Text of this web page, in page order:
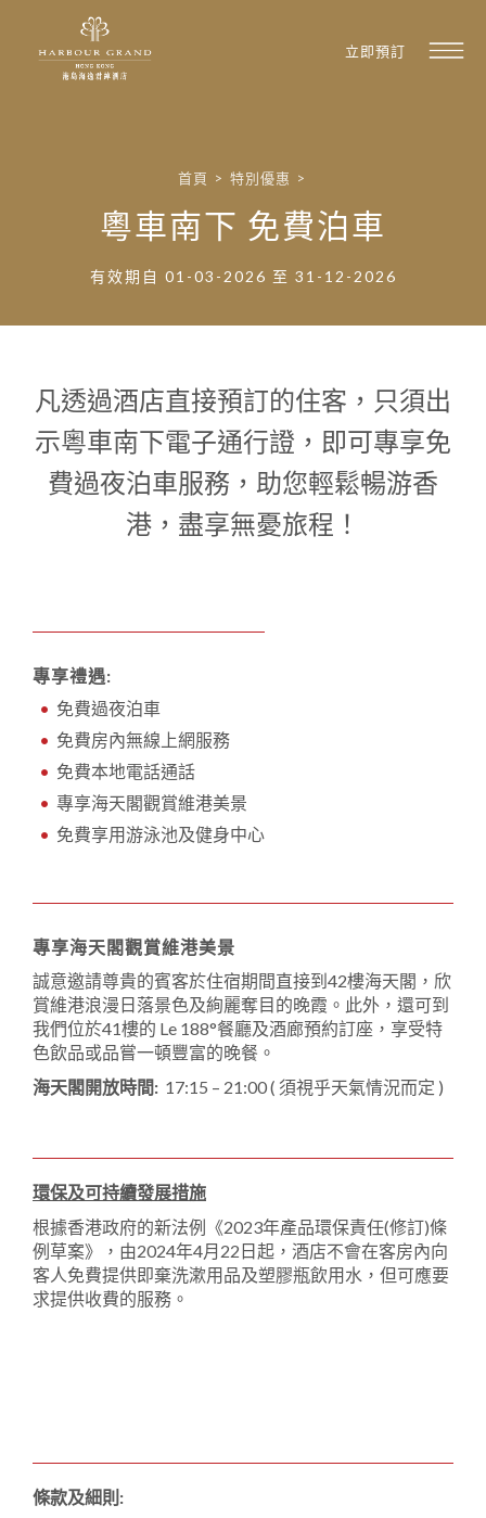
立即預訂
1
首頁 > 特別優惠 >
粵車南下 免費泊車
有效期自 01-03-2026 至 31-12-2026
凡透過酒店直接預訂的住客，只須出
示粵車南下電子通行證，即可專享免
費過夜泊車服務，助您輕鬆暢游香
港，盡享無憂旅程！
專享禮遇:
免費過夜泊車
免費房內無線上網服務
免費本地電話通話
專享海天閣觀賞維港美景
免費享用游泳池及健身中心
專享海天閣觀賞維港美景
誠意邀請尊貴的賓客於住宿期間直接到42樓海天閣，欣
賞維港浪漫日落景色及絢麗奪目的晚霞。此外，還可到
我們位於41樓的 Le 188°餐廳及酒廊預約訂座，享受特
色飲品或品嘗一頓豐富的晚餐。
海天閣開放時間: 17:15 – 21:00 ( 須視乎天氣情況而定 )
環保及可持續發展措施
根據香港政府的新法例《2023年產品環保責任(修訂)條
例草案》，由2024年4月22日起，酒店不會在客房內向
客人免費提供即棄洗漱用品及塑膠瓶飲用水，但可應要
求提供收費的服務。
條款及細則: